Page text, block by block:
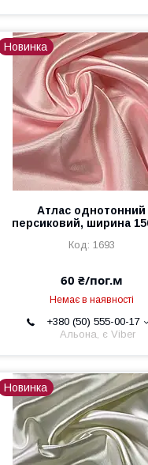
Новинка
Атлас однотонний
персиковий, ширина
1693
60 ₴/пог.м
Немає в наявності
+380 (50) 555-00-17
Альона, є Viber
Новинка